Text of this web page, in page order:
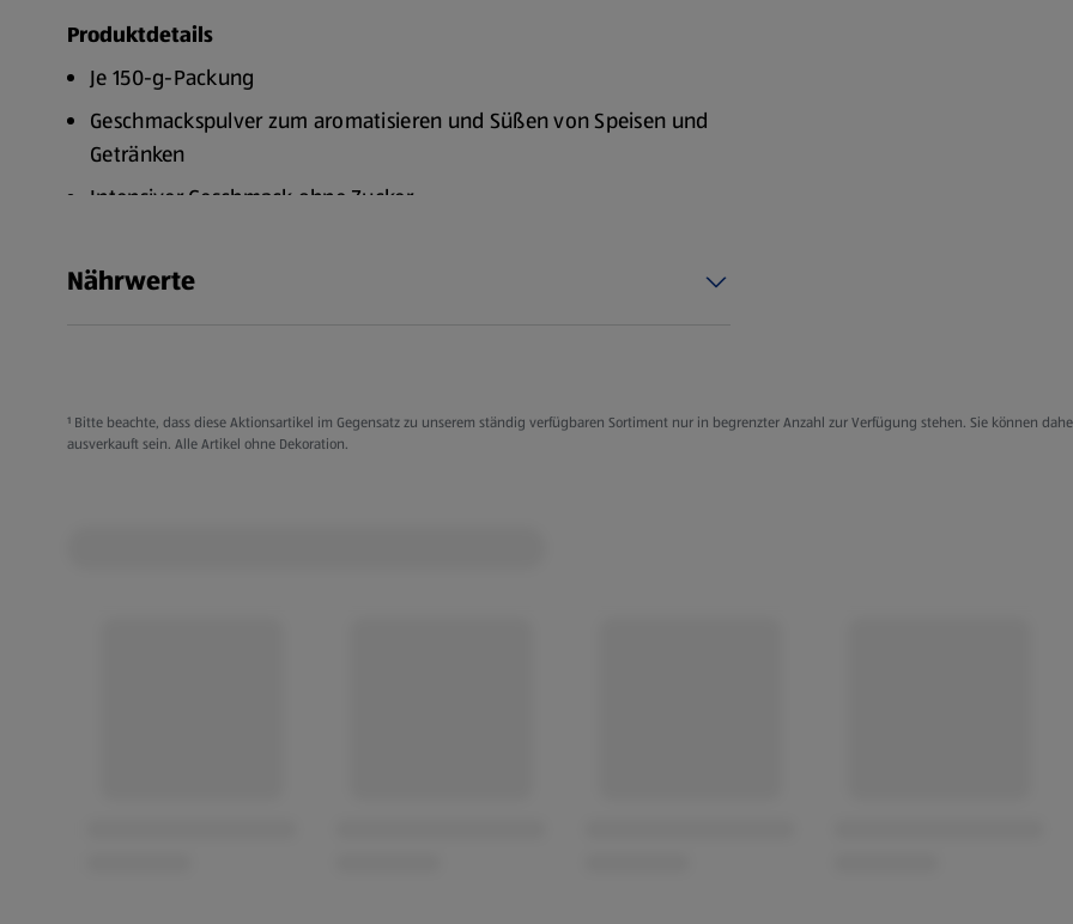
Produktdetails
Je 150-g-Packung
Geschmackspulver zum aromatisieren und Süßen von Speisen und
Getränken
Intensiver Geschmack ohne Zucker
Nährwerte
¹ Bitte beachte, dass diese Aktionsartikel im Gegensatz zu unserem ständig verfügbaren Sortiment nur in begrenzter Anzahl zur Verfügung stehen. Sie können
ausverkauft sein. Alle Artikel ohne Dekoration.